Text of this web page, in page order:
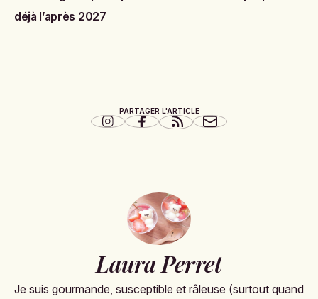
déjà l’après 2027
PARTAGER L'ARTICLE
Laura Perret
Je suis gourmande, susceptible et râleuse (surtout quand